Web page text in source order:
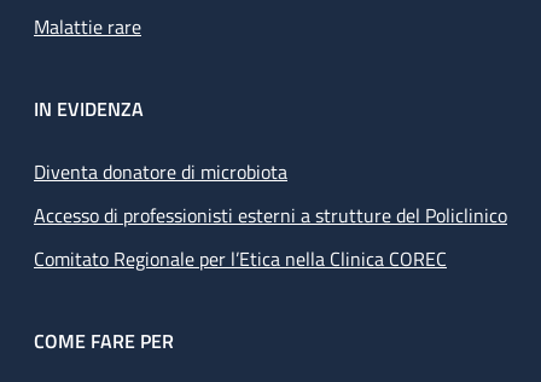
Malattie rare
IN EVIDENZA
Diventa donatore di microbiota
Accesso di professionisti esterni a strutture del Policlinico
Comitato Regionale per l’Etica nella Clinica COREC
COME FARE PER